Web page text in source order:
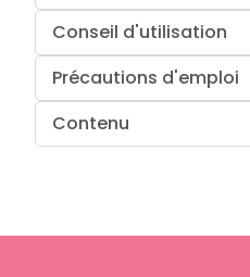
Conseil d'utilisation
Précautions d'emploi
Contenu